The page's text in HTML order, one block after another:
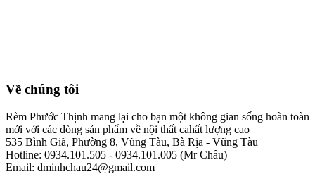
Về chúng tôi
Rèm Phước Thịnh mang lại cho bạn một không gian sống hoàn toàn
mới với các dòng sản phẩm về nội thất cahất lượng cao
535 Bình Giã, Phường 8, Vũng Tàu, Bà Rịa - Vũng Tàu
Hotline: 0934.101.505 - 0934.101.005 (Mr Châu)
Email: dminhchau24@gmail.com